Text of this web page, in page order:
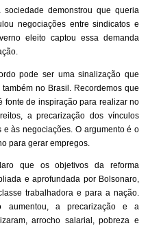
demonstrou que queria
negociações entre sindicatos e
eleito captou essa demanda
pode ser uma sinalização que
no Brasil. Recordemos que
fonte de inspiração para realizar no
a precarização dos vínculos
às negociações. O argumento é o
para gerar empregos.
que os objetivos da reforma
e aprofundada por Bolsonaro,
trabalhadora e para a nação.
aumentou, a precarização e a
arrocho salarial, pobreza e